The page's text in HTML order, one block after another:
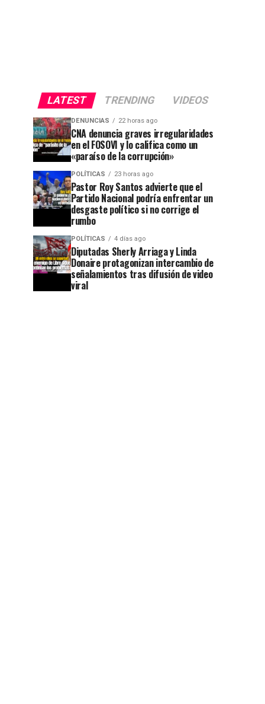
LATEST TRENDING VIDEOS
DENUNCIAS 22 horas ago
CNA denuncia graves irregularidades
en el FOSOVI y lo califica como un
«paraíso de la corrupción»
POLÍTICAS 23 horas ago
Pastor Roy Santos advierte que el
Partido Nacional podría enfrentar un
desgaste político si no corrige el
rumbo
POLÍTICAS 4 días ago
Diputadas Sherly Arriaga y Linda
Donaire protagonizan intercambio de
señalamientos tras difusión de video
viral